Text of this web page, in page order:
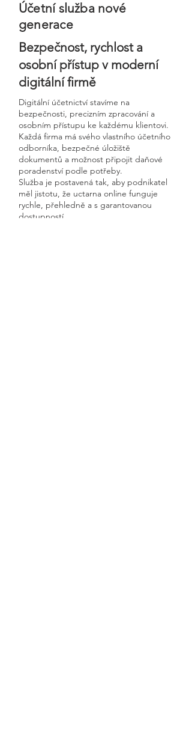
Účetní služba nové
generace
Bezpečnost, rychlost a
osobní přístup v moderní
digitální firmě
Digitální účetnictví stavíme na
bezpečnosti, precizním zpracování a
osobním přístupu ke každému klientovi.
Každá firma má svého vlastního účetního
odborníka, bezpečné úložiště
dokumentů a možnost připojit daňové
poradenství podle potřeby.
Služba je postavená tak, aby podnikatel
měl jistotu, že uctarna online funguje
rychle, přehledně a s garantovanou
dostupností.